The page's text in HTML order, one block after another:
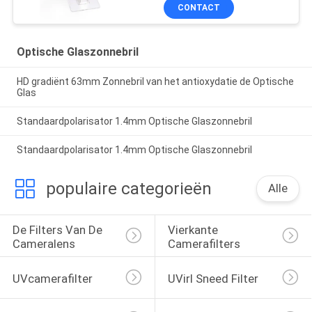
CONTACT
Optische Glaszonnebril
HD gradiënt 63mm Zonnebril van het antioxydatie de Optische
Glas
Standaardpolarisator 1.4mm Optische Glaszonnebril
Standaardpolarisator 1.4mm Optische Glaszonnebril
populaire categorieën Alle
De Filters Van De
Cameralens
Vierkante
Camerafilters
UVcamerafilter UVirl Sneed Filter